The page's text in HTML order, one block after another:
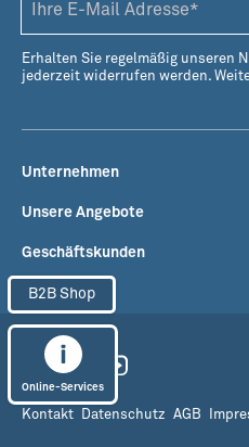
Unternehmen
Unsere Angebote
Geschäftskunden
Erhalten Sie regelmäßig unseren
jederzeit widerrufen werden.
Kontakt Datenschutz AGB
B2B Shop
Online-Services